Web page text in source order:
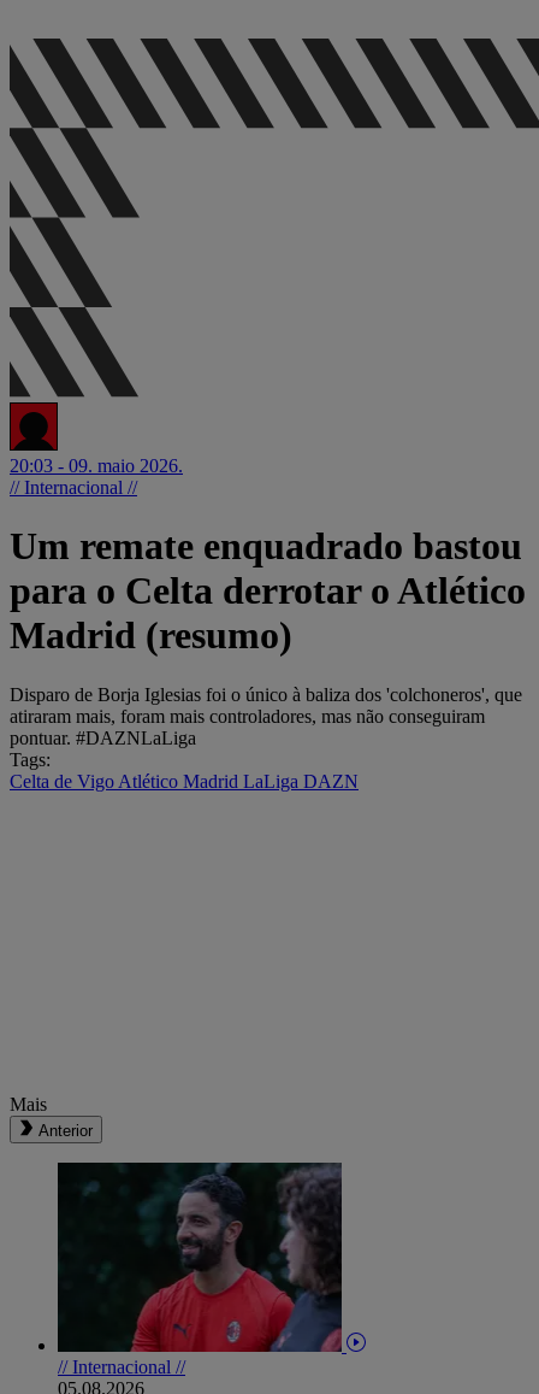
20:03 - 09. maio 2026.
// Internacional //
Um remate enquadrado bastou
para o Celta derrotar o Atlético
Madrid (resumo)
Disparo de Borja Iglesias foi o único à baliza dos 'colchoneros', que
atiraram mais, foram mais controladores, mas não conseguiram
pontuar. #DAZNLaLiga
Tags:
Celta de Vigo Atlético Madrid LaLiga DAZN
Mais
Anterior
// Internacional //
05.08.2026